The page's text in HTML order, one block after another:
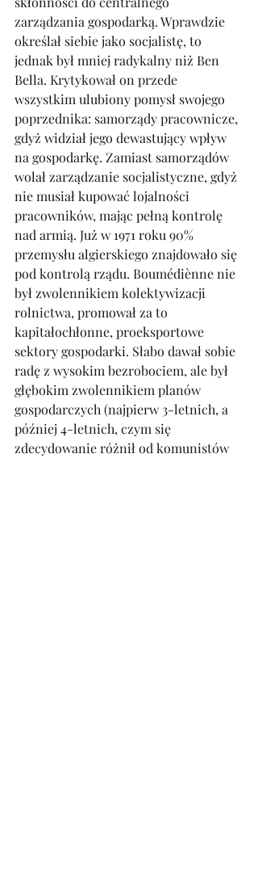
zarządzania gospodarką. Wprawdzie
określał siebie jako socjalistę, to
jednak był mniej radykalny niż Ben
Bella. Krytykował on przede
wszystkim ulubiony pomysł swojego
poprzednika: samorządy pracownicze,
gdyż widział jego dewastujący wpływ
na gospodarkę. Zamiast samorządów
wolał zarządzanie socjalistyczne, gdyż
nie musiał kupować lojalności
pracowników, mając pełną kontrolę
nad armią. Już w 1971 roku 90%
przemysłu algierskiego znajdowało się
pod kontrolą rządu. Boumédiènne nie
był zwolennikiem kolektywizacji
rolnictwa, promował za to
kapitałochłonne, proeksportowe
sektory gospodarki. Słabo dawał sobie
radę z wysokim bezrobociem, ale był
głębokim zwolennikiem planów
gospodarczych (najpierw 3-letnich, a
później 4-letnich, czym się
zdecydowanie różnił od komunistów